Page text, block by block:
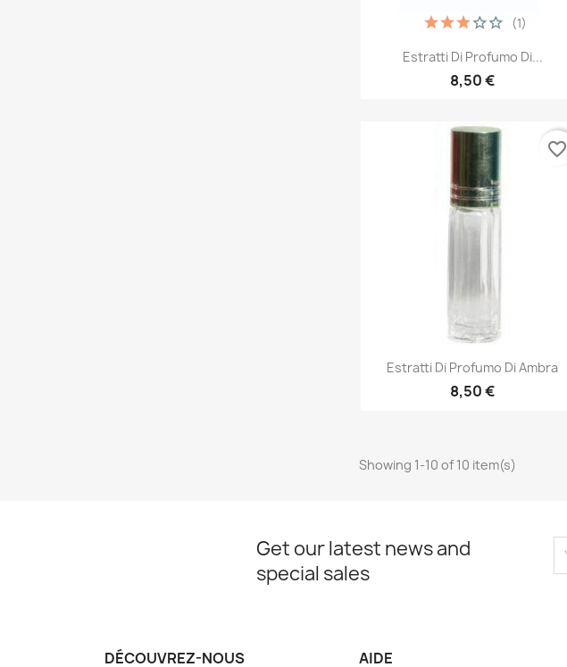
Quick view
Estratti Di Profumo Di...
8,50 €
(1)
Quick view
Estratti Di Profumo Di Ambra
8,50 €
favorite_border
Showing 1-10 of 10 item(s)
Get our latest news and
special sales
DÉCOUVREZ-NOUS AIDE